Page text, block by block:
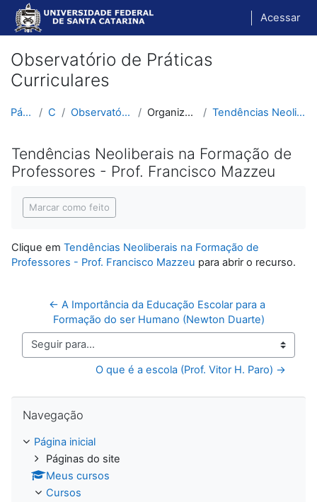
Ir para o conteúdo principal
Acessar
Observatório de Práticas
Curriculares
Página inicial Cursos Observatório de Práticas Curriculares Organização Escolar e Didática Tendências Neoliberais na Formação de Professores ...
Tendências Neoliberais na Formação de
Professores - Prof. Francisco Mazzeu
Marcar como feito
Clique em Tendências Neoliberais na Formação de
Professores - Prof. Francisco Mazzeu para abrir o recurso.
← A Importância da Educação Escolar para a
Formação do ser Humano (Newton Duarte)
Seguir para...
O que é a escola (Prof. Vitor H. Paro) →
Navegação
Página inicial
Páginas do site
Meus cursos
Cursos